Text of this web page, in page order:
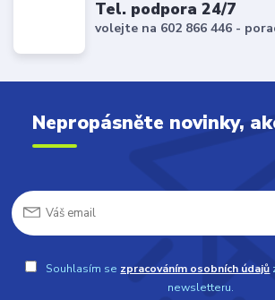
Tel. podpora 24/7
volejte na 602 866 446 -
Nepropásněte novinky,
Souhlasím se zpracováním osobních údajů
newsletteru.